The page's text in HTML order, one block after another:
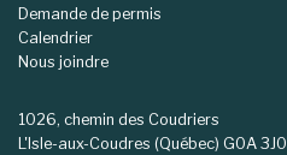
Demande de permis
Calendrier
Nous joindre
1026, chemin des Coudriers
L'Isle-aux-Coudres (Québec) G0A 3J0